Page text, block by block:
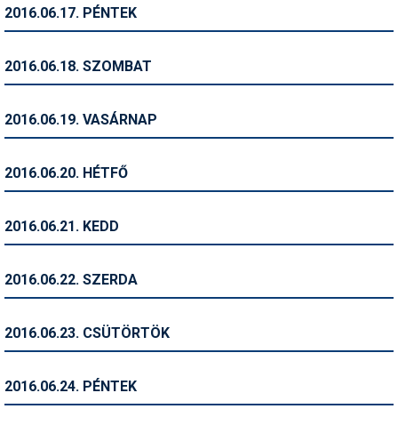
Síszerviz
Snowboard
Szakértők
Telemark
2016.06.17. PÉNTEK
2016.06.18. SZOMBAT
2016.06.19. VASÁRNAP
2016.06.20. HÉTFŐ
2016.06.21. KEDD
2016.06.22. SZERDA
2016.06.23. CSÜTÖRTÖK
2016.06.24. PÉNTEK